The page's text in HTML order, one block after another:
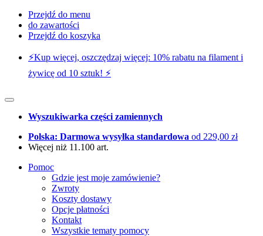
Przejdź do menu
do zawartości
Przejdź do koszyka
⚡️Kup więcej, oszczędzaj więcej: 10% rabatu na filament i
żywicę od 10 sztuk! ⚡️
Wyszukiwarka części zamiennych
Polska: Darmowa wysyłka standardowa od 229,00 zł
Więcej niż 11.100 art.
Pomoc
Gdzie jest moje zamówienie?
Zwroty
Koszty dostawy
Opcje płatności
Kontakt
Wszystkie tematy pomocy